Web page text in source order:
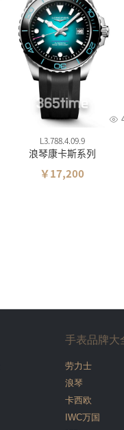
L3.788.4.09.9
浪琴康卡斯系列
￥17,200
手表品牌大
劳力士
浪琴
卡西欧
IWC万国